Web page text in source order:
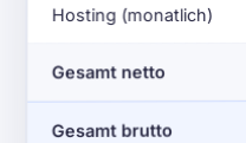
Hosting (monatlich)
Gesamt netto
Gesamt brutto